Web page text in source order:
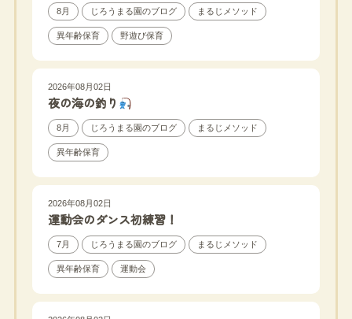
8月 じろうまる園のブログ まるじメソッド
異年齢保育 野遊び保育
2026年08月02日
夜の海の釣り
8月 じろうまる園のブログ まるじメソッド
異年齢保育
2026年08月02日
運動会のダンス初練習！
7月 じろうまる園のブログ まるじメソッド
異年齢保育 運動会